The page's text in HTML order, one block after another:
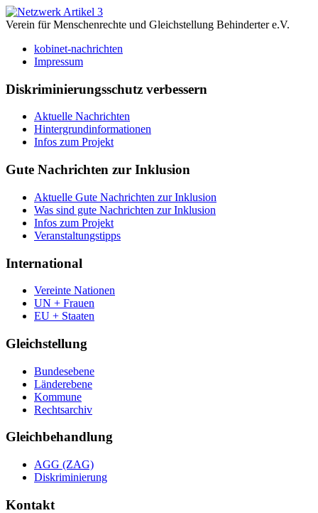
Verein für Menschenrechte und Gleichstellung Behinderter e.V.
kobinet-nachrichten
Impressum
Diskriminierungsschutz verbessern
Aktuelle Nachrichten
Hintergrundinformationen
Infos zum Projekt
Gute Nachrichten zur Inklusion
Aktuelle Gute Nachrichten zur Inklusion
Was sind gute Nachrichten zur Inklusion
Infos zum Projekt
Veranstaltungstipps
International
Vereinte Nationen
UN + Frauen
EU + Staaten
Gleichstellung
Bundesebene
Länderebene
Kommune
Rechtsarchiv
Gleichbehandlung
AGG (ZAG)
Diskriminierung
Kontakt